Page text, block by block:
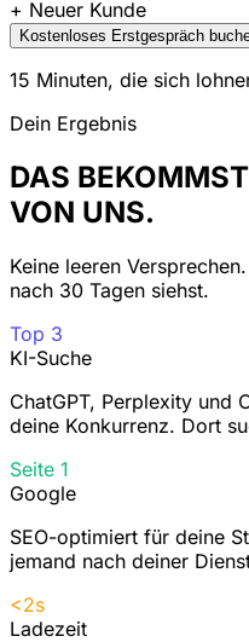
Kostenloses Erstgespräch
15 Minuten, die sich
Dein Ergebnis
DAS
VON UNS.
Keine leeren
nach 30 Tagen siehst.
Top 3
KI-Suche
ChatGPT, Perplexity und
deine Konkurrenz. Dort
Seite 1
Google
SEO-optimiert für deine
jemand nach deiner
<2s
Ladezeit